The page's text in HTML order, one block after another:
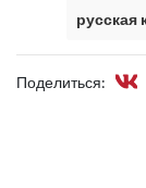
русская
Поделиться: